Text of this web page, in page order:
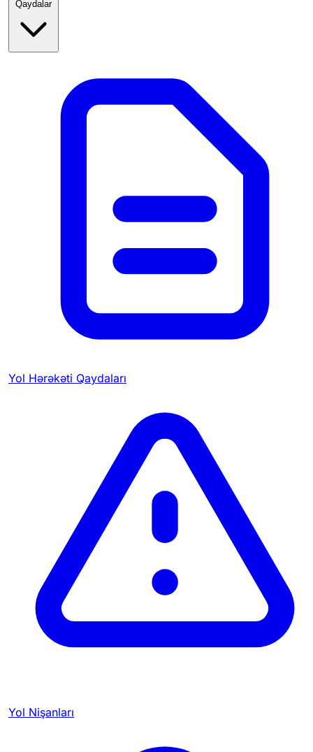
Qaydalar
Yol Hərəkəti Qaydaları
Yol Nişanları